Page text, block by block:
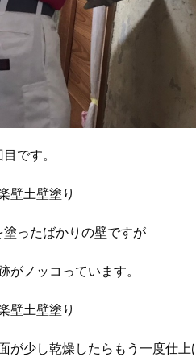
です。
塗ったばかりの壁ですが
がノッコっています。
が少し乾燥したらもう一度仕上